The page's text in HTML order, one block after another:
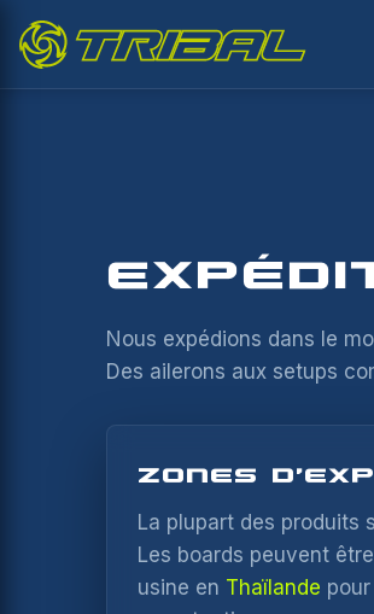
Nous expédions dans le
Des ailerons aux setups
ZONES
La plupart des produits
Les boards peuvent
usine en Thaïlande